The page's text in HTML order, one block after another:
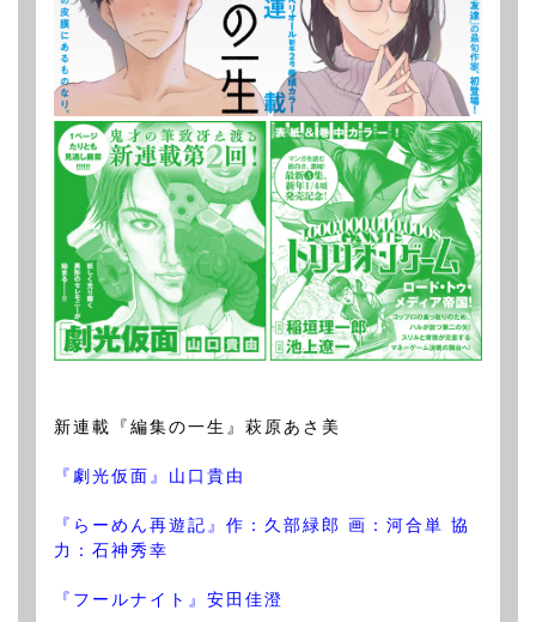
新連載『編集の一生』萩原あさ美
『劇光仮面』山口貴由
『らーめん再遊記』作：久部緑郎 画：河合単 協
力：石神秀幸
『フールナイト』安田佳澄